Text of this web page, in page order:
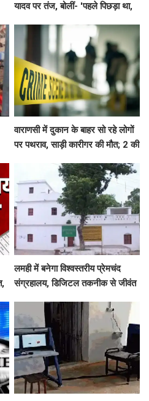
यादव पर तंज, बोलीं- 'पहले पिछड़ा था,
वाराणसी में दुकान के बाहर सो रहे लोगों
पर पथराव, साड़ी कारीगर की मौत; 2 की
लमही में बनेगा विश्वस्तरीय प्रेमचंद
संग्रहालय, डिजिटल तकनीक से जीवंत
पांडुलिपियां और रचनाएं